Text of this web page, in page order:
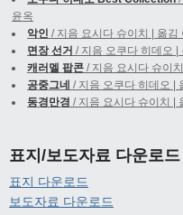
윤옥
악인 / 지음 요시다 슈이치 | 옮김
면장 선거 / 지음 오쿠다 히데오 |
캐러멜 팝콘 / 지음 요시다 슈이
공중그네 / 지음 오쿠다 히데오 |
동경만경 / 지음 요시다 슈이치 |
표지/보도자료 다운로드
표지 다운로드
보도자료 다운로드